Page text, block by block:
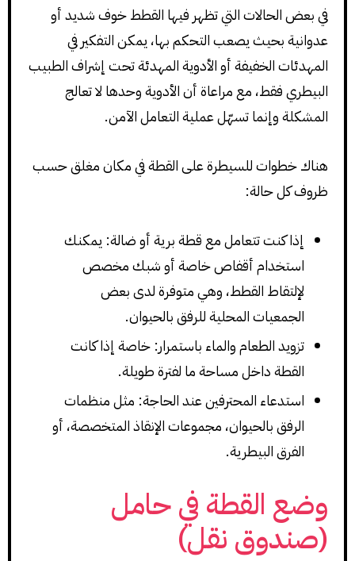
في بعض الحالات التي تظهر فيها القطط خوف شديد أو
عدوانية بحيث يصعب التحكم بها، يمكن التفكير في
المهدئات الخفيفة أو الأدوية المهدئة تحت إشراف الطبيب
البيطري فقط، مع مراعاة أن الأدوية وحدها لا تعالج
المشكلة وإنما تسهّل عملية التعامل الآمن.
هناك خطوات للسيطرة على القطة في مكان مغلق حسب
ظروف كل حالة:
إذا كنت تتعامل مع قطة برية أو ضالة: يمكنك
استخدام أقفاص خاصة أو شبك مخصص
لإلتقاط القطط، وهي متوفرة لدى بعض
الجمعيات المحلية للرفق بالحيوان.
تزويد الطعام والماء باستمرار: خاصة إذا كانت
القطة داخل مساحة ما لفترة طويلة.
استدعاء المحترفين عند الحاجة: مثل منظمات
الرفق بالحيوان، مجموعات الإنقاذ المتخصصة، أو
الفرق البيطرية.
وضع القطة في حامل
(صندوق نقل)